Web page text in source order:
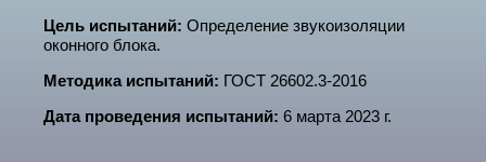
Цель испытаний: Определение звукоизоляции
оконного блока.
Метoдикa испытaний: ГОCT 26602.3-2016
Дата проведения испытаний: 6 марта 2023 г.